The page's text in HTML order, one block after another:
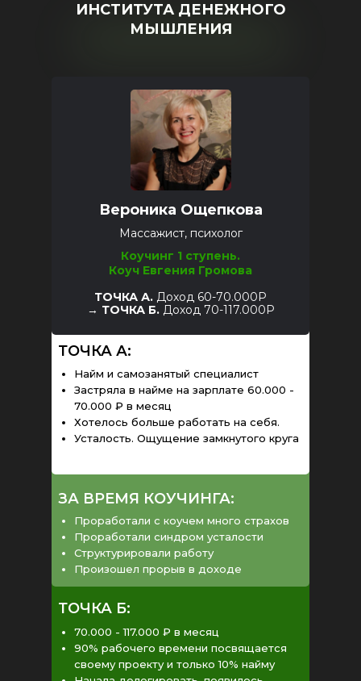
ИНСТИТУТА ДЕНЕЖНОГО
МЫШЛЕНИЯ
Массажист, психолог
Коучинг 1 ступень.
Коуч Евгения Громова
ТОЧКА А:
ЗА ВРЕМЯ КОУЧИНГА:
ТОЧКА Б:
Найм и самозанятый специалист
Застряла в найме на зарплате 60.000 -
70.000 ₽ в месяц
Хотелось больше работать на себя.
Усталость. Ощущение замкнутого круга
Проработали с коучем много страхов
Проработали синдром усталости
Структурировали работу
Произошел прорыв в доходе
70.000 - 117.000 ₽ в месяц
90% рабочего времени посвящается
своему проекту и только 10% найму
Вероника Ощепкова
ТОЧКА А. Доход 60-70.000Р
→ ТОЧКА Б.Доход 70-117.000Р